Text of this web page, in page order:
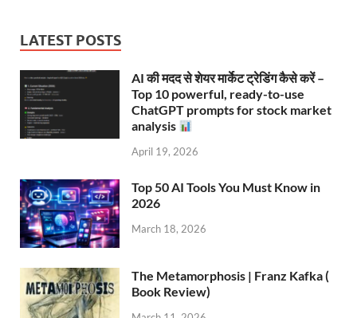
LATEST POSTS
AI की मदद से शेयर मार्केट ट्रेडिंग कैसे करें –
Top 10 powerful, ready-to-use
ChatGPT prompts for stock market
analysis
April 19, 2026
Top 50 AI Tools You Must Know in
2026
March 18, 2026
The Metamorphosis | Franz Kafka (
Book Review)